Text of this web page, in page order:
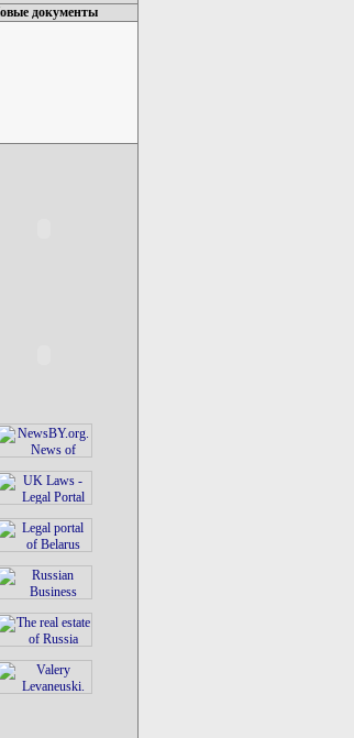
документы